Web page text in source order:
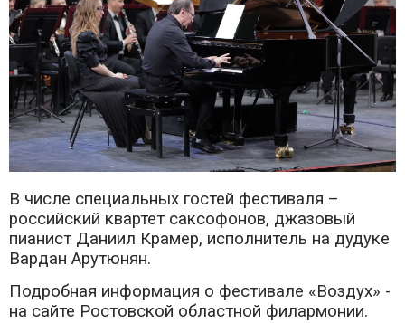
В числе специальных гостей фестиваля –
российский квартет саксофонов, джазовый
пианист Даниил Крамер, исполнитель на дудуке
Вардан Арутюнян.
Подробная информация о фестивале «Воздух» -
на сайте Ростовской областной филармонии.